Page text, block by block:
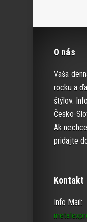
O nás
Vaša
rocku a
štýlov.
Česko-
Ak
pridajte
Kontakt
Info Mail: